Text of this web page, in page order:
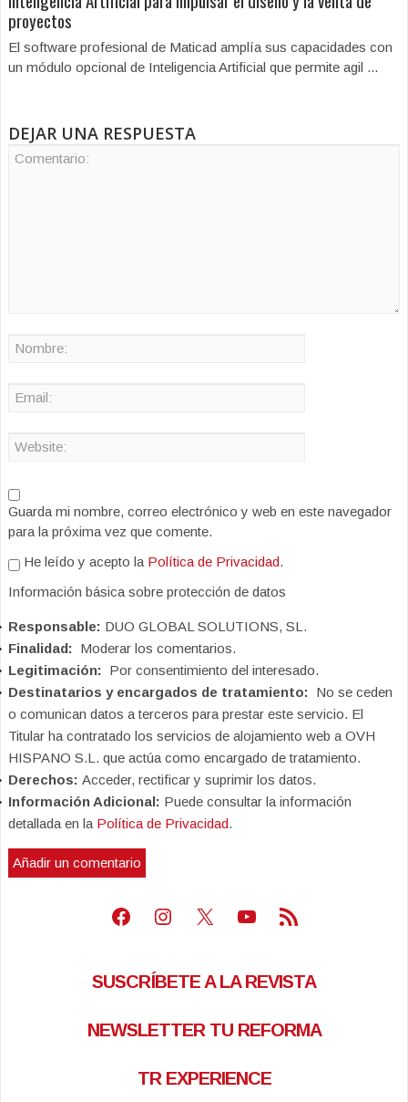
proyectos
El software profesional de Maticad amplía sus capacidades con
un módulo opcional de Inteligencia Artificial que permite agil ...
DEJAR UNA RESPUESTA
Guarda mi nombre, correo electrónico y web en este navegador
para la próxima vez que comente.
He leído y acepto la Política de Privacidad.
Información básica sobre protección de datos
Responsable: DUO GLOBAL SOLUTIONS, SL.
Finalidad: Moderar los comentarios.
Legitimación: Por consentimiento del interesado.
Destinatarios y encargados de tratamiento: No se ceden
o comunican datos a terceros para prestar este servicio. El
Titular ha contratado los servicios de alojamiento web a OVH
HISPANO S.L. que actúa como encargado de tratamiento.
Derechos: Acceder, rectificar y suprimir los datos.
Información Adicional: Puede consultar la información
detallada en la Política de Privacidad.
Facebook
Instagram
X Youtube
Feed RSS
SUSCRÍBETE A LA REVISTA
NEWSLETTER TU REFORMA
TR EXPERIENCE